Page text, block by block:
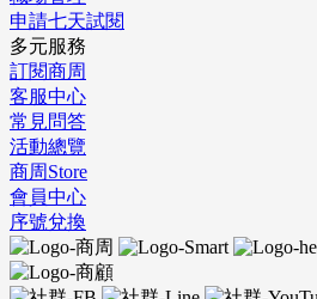
申請七天試閱
多元服務
訂閱商周
客服中心
常見問答
活動總覽
商周Store
會員中心
序號兌換